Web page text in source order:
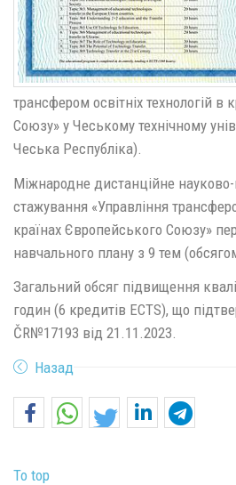
трансфером освітніх технологій в
Cоюзу» у Чеському технічному
Чеська Республіка).
Міжнародне дистанційне науково-
стажування «Управління
країнах Європейського Cоюзу»
навчального плану з 9 тем
Загальний обсяг підвищення
годин (6 кредитів ECTS), що
ČR№17193 від 21.11.2023.
Назад
To top